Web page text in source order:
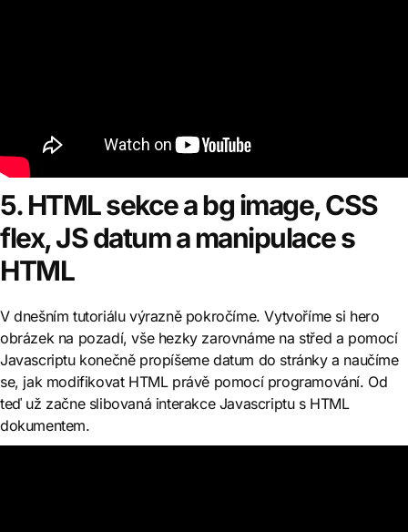
5. HTML sekce a bg image, CSS
flex, JS datum a manipulace s
HTML
V dnešním tutoriálu výrazně pokročíme. Vytvoříme si hero
obrázek na pozadí, vše hezky zarovnáme na střed a pomocí
Javascriptu konečně propíšeme datum do stránky a naučíme
se, jak modifikovat HTML právě pomocí programování. Od
teď už začne slibovaná interakce Javascriptu s HTML
dokumentem.